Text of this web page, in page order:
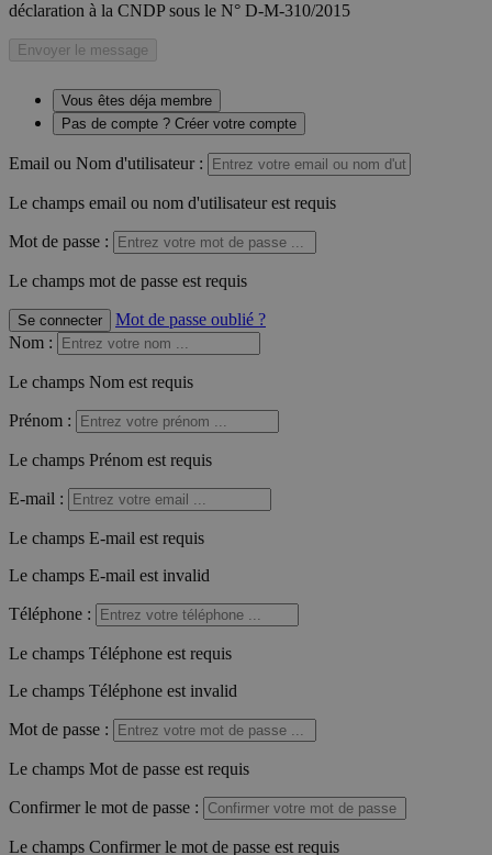
déclaration à la CNDP sous le N° D-M-310/2015
Envoyer le message
Vous êtes déja membre
Pas de compte ? Créer votre compte
Email ou Nom d'utilisateur :
Le champs email ou nom d'utilisateur est requis
Mot de passe :
Le champs mot de passe est requis
Se connecter
Mot de passe oublié ?
Nom :
Le champs Nom est requis
Prénom :
Le champs Prénom est requis
E-mail :
Le champs E-mail est requis
Le champs E-mail est invalid
Téléphone :
Le champs Téléphone est requis
Le champs Téléphone est invalid
Mot de passe :
Le champs Mot de passe est requis
Confirmer le mot de passe :
Le champs Confirmer le mot de passe est requis